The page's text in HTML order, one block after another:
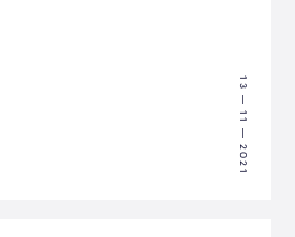
13 — 11 — 2021